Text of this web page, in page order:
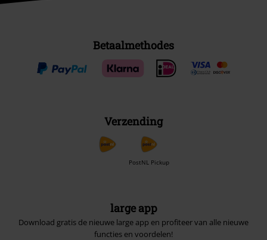
Betaalmethodes
Verzending
PostNL Pickup
large app
Download gratis de nieuwe large app en profiteer van alle nieuwe
functies en voordelen!